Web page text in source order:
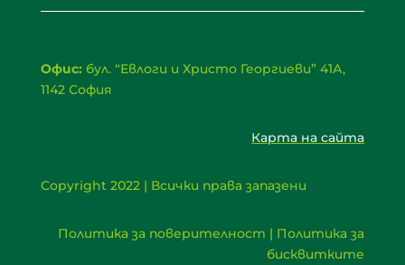
Офис: бул. “Евлоги и Христо Георгиеви” 41А,
1142 София
Карта на сайта
Copyright 2022 | Всички права запазени
Политика за поверителност | Политика за
бисквитките